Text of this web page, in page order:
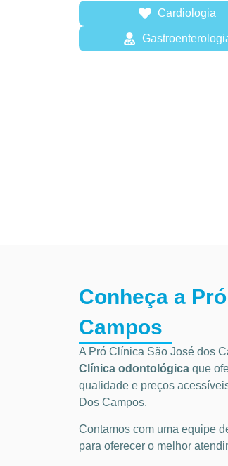
Cardiologia
Conheça a
Campos
A Pró Clínica São José dos
Clínica odontológica que
qualidade e preços
Dos Campos.
Contamos com uma equipe
para oferecer o melhor